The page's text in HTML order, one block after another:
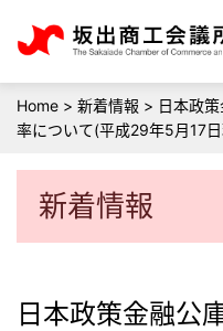
Home > 新着情報 > 日本政
率について(平成29年5月17
新着情報
日本政策金融公